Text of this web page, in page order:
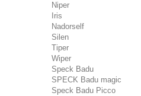
Niper
Iris
Nadorself
Silen
Tiper
Wiper
Speck Badu
SPECK Badu magic
Speck Badu Picco